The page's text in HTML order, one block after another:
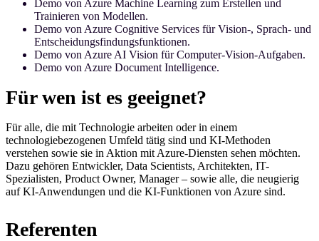
Demo von Azure Machine Learning zum Erstellen und
Trainieren von Modellen.
Demo von Azure Cognitive Services für Vision-, Sprach- und
Entscheidungsfindungsfunktionen.
Demo von Azure AI Vision für Computer-Vision-Aufgaben.
Demo von Azure Document Intelligence.
Für wen ist es geeignet?
Für alle, die mit Technologie arbeiten oder in einem
technologiebezogenen Umfeld tätig sind und KI-Methoden
verstehen sowie sie in Aktion mit Azure-Diensten sehen möchten.
Dazu gehören Entwickler, Data Scientists, Architekten, IT-
Spezialisten, Product Owner, Manager – sowie alle, die neugierig
auf KI-Anwendungen und die KI-Funktionen von Azure sind.
Referenten